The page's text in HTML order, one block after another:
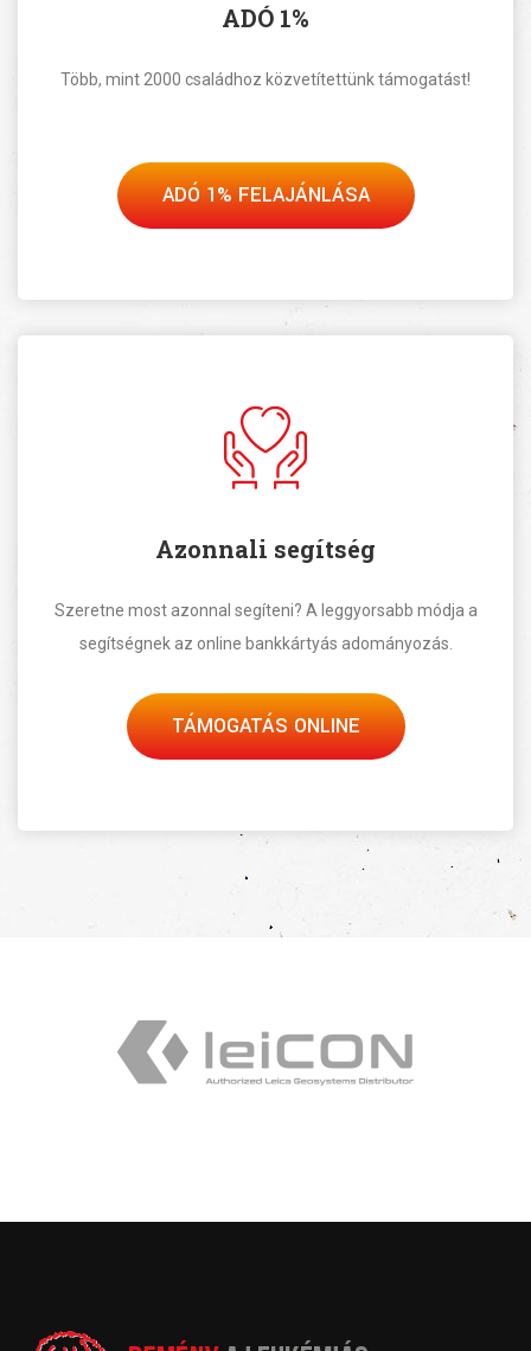
ADÓ 1%
Több, mint 2000 családhoz közvetítettünk támogatást!
ADÓ 1% FELAJÁNLÁSA
Azonnali segítség
Szeretne most azonnal segíteni? A leggyorsabb módja a
segítségnek az online bankkártyás adományozás.
TÁMOGATÁS ONLINE